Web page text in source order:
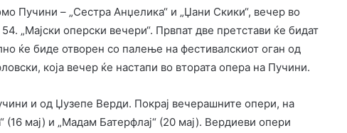
Пучини – „Сестра Анџелика“ и „Џани Скики“, вечер во
„Мајски оперски вечери“. Првпат две претстави ќе бидат
ќе биде отворен со палење на фестивалскиот оган од
која вечер ќе настапи во втората опера на Пучини.
и од Џузепе Верди. Покрај вечерашните опери, на
мај) и „Мадам Батерфлај“ (20 мај). Вердиеви опери